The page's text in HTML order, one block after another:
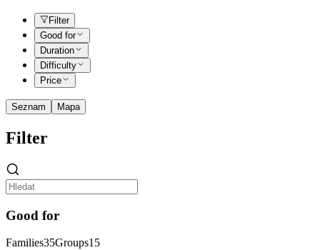
Filter
Good for
Duration
Difficulty
Price
Seznam Mapa
Filter
Good for
Families35Groups15